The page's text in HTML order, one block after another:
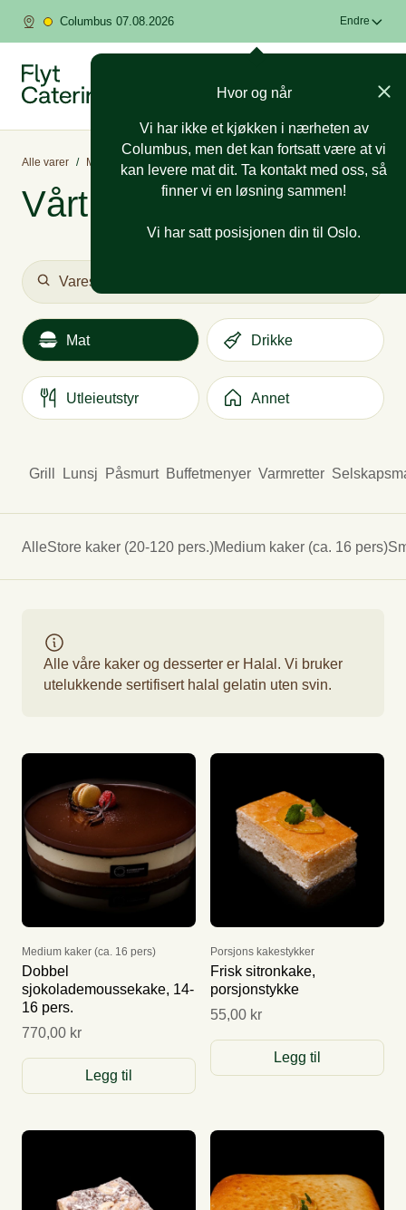
Columbus 07.08.2026 Endre
Hvor og når
Vi har ikke et kjøkken i nærheten av
Columbus, men det kan fortsatt være at vi
kan levere mat dit. Ta kontakt med oss, så
finner vi en løsning sammen!
Vi har satt posisjonen din til Oslo.
Alle varer / Mat Kaker Allergi- og spesialtilpasset
Vårt utvalg
Mat Drikke
Utleieutstyr Annet
Grill Lunsj Påsmurt Buffetmenyer Varmretter
AlleStore kaker (20-120 pers.)Medium kaker (ca. 16 pers)
Alle våre kaker og desserter er Halal. Vi bruker
utelukkende sertifisert halal gelatin uten svin.
Medium kaker (ca. 16 pers)
Dobbel
sjokolademoussekake, 14-
16 pers.
770,00 kr
Legg til
Porsjons kakestykker
Frisk sitronkake,
porsjonstykke
55,00 kr
Legg til